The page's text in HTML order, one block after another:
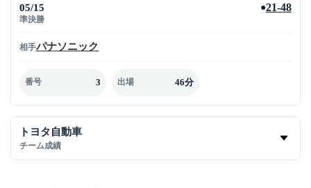
05/15
準決勝
●21-48
相手パナソニック
番号 3 出場 46分
トヨタ自動車
チーム成績